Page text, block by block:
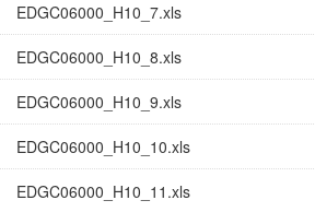
EDGC06000_H10_7.xls
EDGC06000_H10_8.xls
EDGC06000_H10_9.xls
EDGC06000_H10_10.xls
EDGC06000_H10_11.xls